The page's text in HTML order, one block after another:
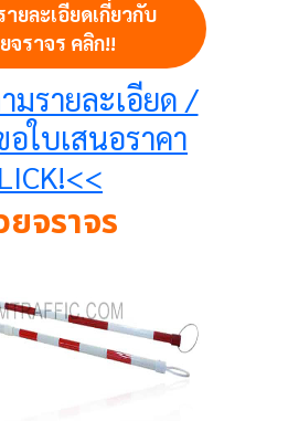
ายละเอียดเกี่ยวกับ
จราจร คลิก!!
มรายละเอียด /
ใบเสนอราคา
จราจร